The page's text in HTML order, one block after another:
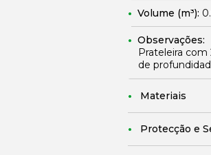
Volume (m³):
Observações:
Prateleira
de
Materiais
Protecção e